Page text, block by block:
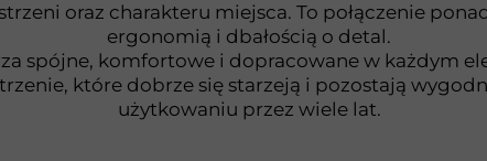
oraz charakteru miejsca. To połączenie
ergonomią i dbałością o detal.
spójne, komfortowe i dopracowane w każdym
które dobrze się starzeją i pozostają
użytkowaniu przez wiele lat.